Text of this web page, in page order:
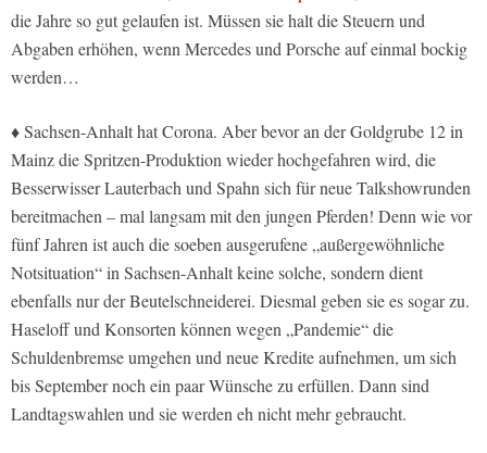
die Jahre so gut gelaufen ist. Müssen sie halt die Steuern und
Abgaben erhöhen, wenn Mercedes und Porsche auf einmal bockig
werden…
♦ Sachsen-Anhalt hat Corona. Aber bevor an der Goldgrube 12 in
Mainz die Spritzen-Produktion wieder hochgefahren wird, die
Besserwisser Lauterbach und Spahn sich für neue Talkshowrunden
bereitmachen – mal langsam mit den jungen Pferden! Denn wie vor
fünf Jahren ist auch die soeben ausgerufene „außergewöhnliche
Notsituation“ in Sachsen-Anhalt keine solche, sondern dient
ebenfalls nur der Beutelschneiderei. Diesmal geben sie es sogar zu.
Haseloff und Konsorten können wegen „Pandemie“ die
Schuldenbremse umgehen und neue Kredite aufnehmen, um sich
bis September noch ein paar Wünsche zu erfüllen. Dann sind
Landtagswahlen und sie werden eh nicht mehr gebraucht.